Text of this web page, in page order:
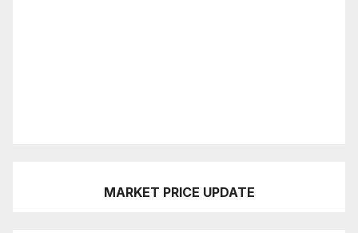
MARKET PRICE UPDATE